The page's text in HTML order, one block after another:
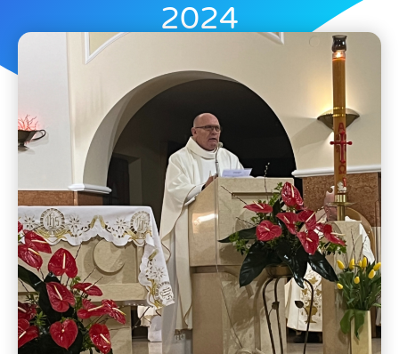
2024
admin 11 maja, 2024